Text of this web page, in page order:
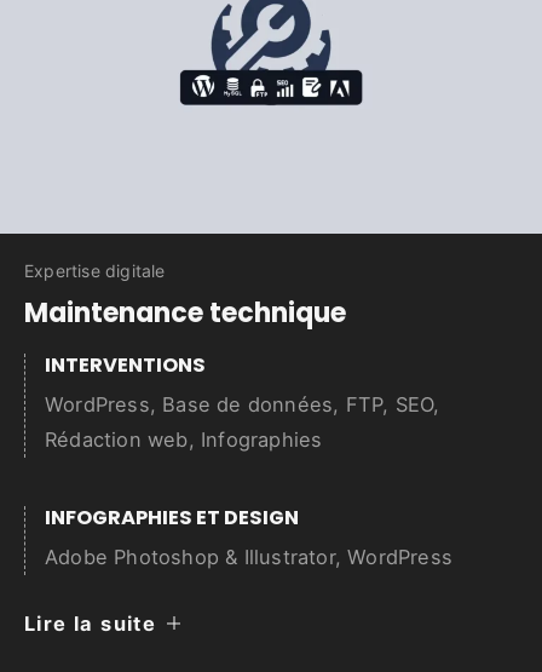
Expertise digitale
Maintenance technique
INTERVENTIONS
WordPress, Base de données, FTP, SEO,
Rédaction web, Infographies
INFOGRAPHIES ET DESIGN
Adobe Photoshop & Illustrator, WordPress
Lire la suite